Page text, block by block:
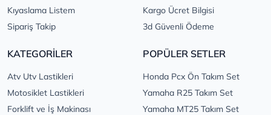
Kıyaslama Listem
Sipariş Takip
Kargo Ücret Bilgisi
3d Güvenli Ödeme
KATEGORİLER
Atv Utv Lastikleri
Motosiklet Lastikleri
Forklift ve İş Makinası
POPÜLER SETLER
Honda Pcx Ön Takım Set
Yamaha R25 Takım Set
Yamaha MT25 Takım Set